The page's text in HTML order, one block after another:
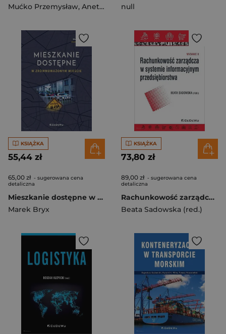
Mućko Przemysław, Aneta Sokół null
KSIĄŻKA
55,44 zł
65,00 zł - sugerowana cena
detaliczna
Mieszkanie dostępne w zrównoważonym mieście
Marek Bryx
KSIĄŻKA
73,80 zł
89,00 zł - sugerowana cena
detaliczna
Rachunkowość zarządcza w systemie informacyjnym przedsiębiorstwa
Beata Sadowska (red.)